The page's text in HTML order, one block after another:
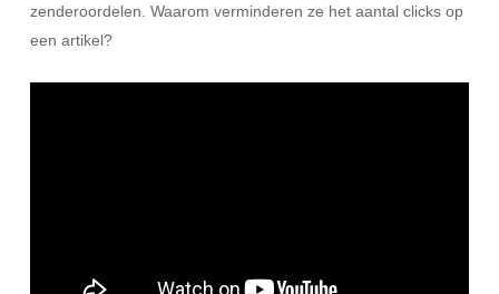
zenderoordelen. Waarom verminderen ze het aantal clicks op
een artikel?